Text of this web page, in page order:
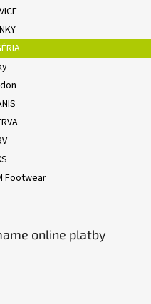
Footwear
online platby